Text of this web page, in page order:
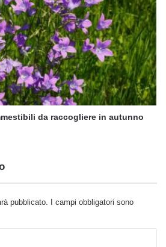
da raccogliere in autunno
pubblicato. I campi obbligatori sono